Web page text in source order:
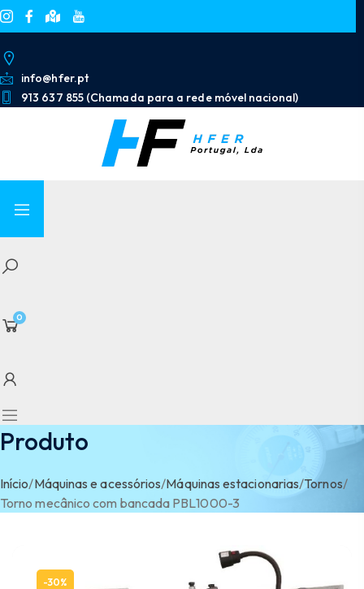
info@hfer.pt
913 637 855 (Chamada para a rede móvel nacional)
0
Produto
Início/Máquinas e acessórios/Máquinas estacionarias/Tornos/
Torno mecânico com bancada PBL1000-3
-30%